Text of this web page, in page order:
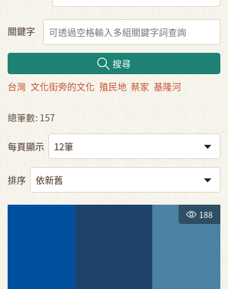
關鍵字
搜尋
台灣 文化街旁的文化 殖民地 蔡家 基隆河
總筆數: 157
每頁顯示
排序
188